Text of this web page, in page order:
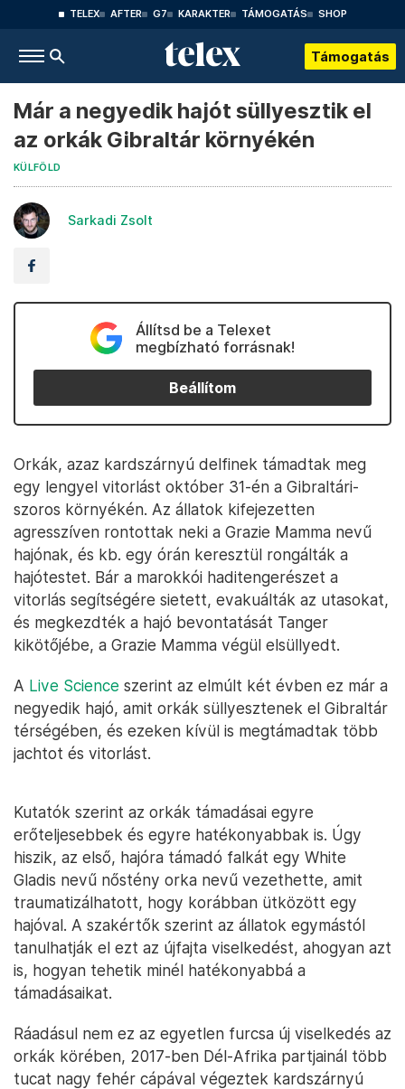
TELEX AFTER G7 KARAKTER TÁMOGATÁS SHOP
Támogatás
Már a negyedik hajót süllyesztik el
az orkák Gibraltár környékén
KÜLFÖLD
Sarkadi Zsolt
Állítsd be a Telexet
megbízható forrásnak!
Beállítom
Orkák, azaz kardszárnyú delfinek támadtak meg
egy lengyel vitorlást október 31-én a Gibraltári-
szoros környékén. Az állatok kifejezetten
agresszíven rontottak neki a Grazie Mamma nevű
hajónak, és kb. egy órán keresztül rongálták a
hajótestet. Bár a marokkói haditengerészet a
vitorlás segítségére sietett, evakuálták az utasokat,
és megkezdték a hajó bevontatását Tanger
kikötőjébe, a Grazie Mamma végül elsüllyedt.
A Live Science szerint az elmúlt két évben ez már a
negyedik hajó, amit orkák süllyesztenek el Gibraltár
térségében, és ezeken kívül is megtámadtak több
jachtot és vitorlást.
Kutatók szerint az orkák támadásai egyre
erőteljesebbek és egyre hatékonyabbak is. Úgy
hiszik, az első, hajóra támadó falkát egy White
Gladis nevű nőstény orka nevű vezethette, amit
traumatizálhatott, hogy korábban ütközött egy
hajóval. A szakértők szerint az állatok egymástól
tanulhatják el ezt az újfajta viselkedést, ahogyan azt
is, hogyan tehetik minél hatékonyabbá a
támadásaikat.
Ráadásul nem ez az egyetlen furcsa új viselkedés az
orkák körében, 2017-ben Dél-Afrika partjainál több
tucat nagy fehér cápával végeztek kardszárnyú